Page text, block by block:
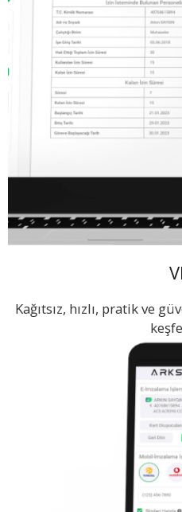
Kurum ve kuruluşlarda
olarak VIA’yı tercih
pratik ve
Kağıtsız, hızlı, pratik ve